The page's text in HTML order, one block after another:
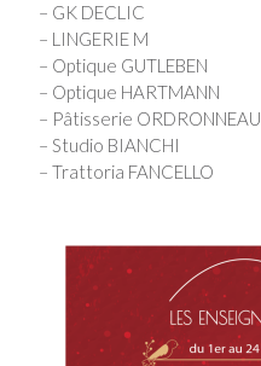
– GK DECLIC
– LINGERIE M
– Optique GUTLEBEN
– Optique HARTMANN
– Pâtisserie ORDRONNEAU
– Studio BIANCHI
– Trattoria FANCELLO